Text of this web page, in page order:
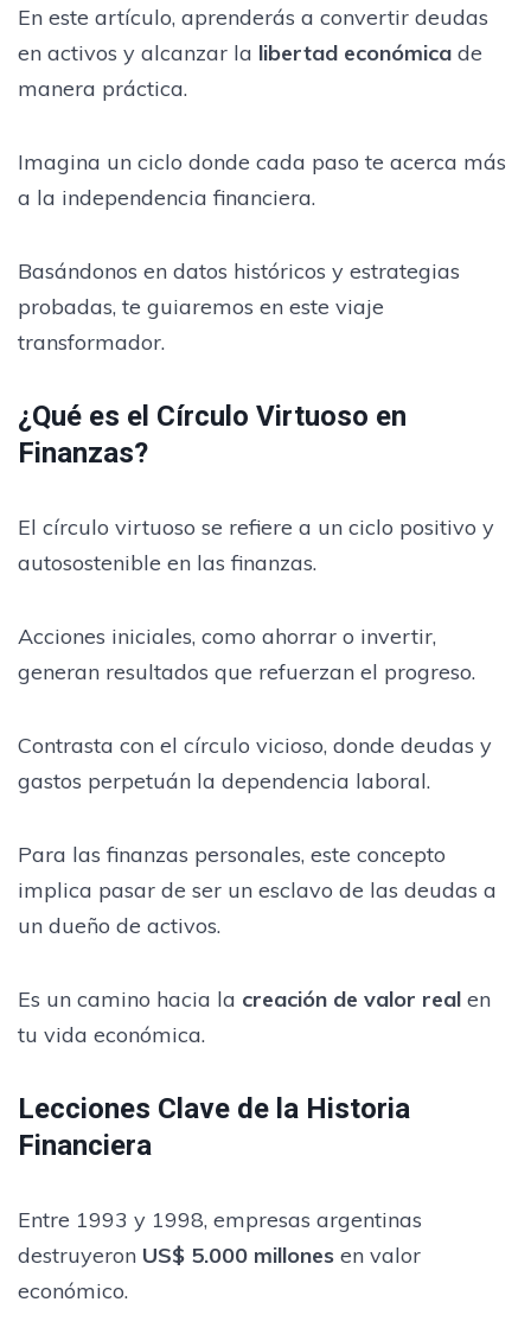
En este artículo, aprenderás a convertir deudas
en activos y alcanzar la libertad económica de
manera práctica.
Imagina un ciclo donde cada paso te acerca más
a la independencia financiera.
Basándonos en datos históricos y estrategias
probadas, te guiaremos en este viaje
transformador.
¿Qué es el Círculo Virtuoso en
Finanzas?
El círculo virtuoso se refiere a un ciclo positivo y
autosostenible en las finanzas.
Acciones iniciales, como ahorrar o invertir,
generan resultados que refuerzan el progreso.
Contrasta con el círculo vicioso, donde deudas y
gastos perpetuán la dependencia laboral.
Para las finanzas personales, este concepto
implica pasar de ser un esclavo de las deudas a
un dueño de activos.
Es un camino hacia la creación de valor real en
tu vida económica.
Lecciones Clave de la Historia
Financiera
Entre 1993 y 1998, empresas argentinas
destruyeron US$ 5.000 millones en valor
económico.